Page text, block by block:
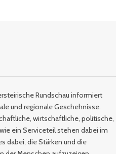
Rundschau informiert
und regionale Geschehnisse.
wirtschaftliche, politische,
ein Serviceteil stehen dabei im
dabei, die Stärken und die